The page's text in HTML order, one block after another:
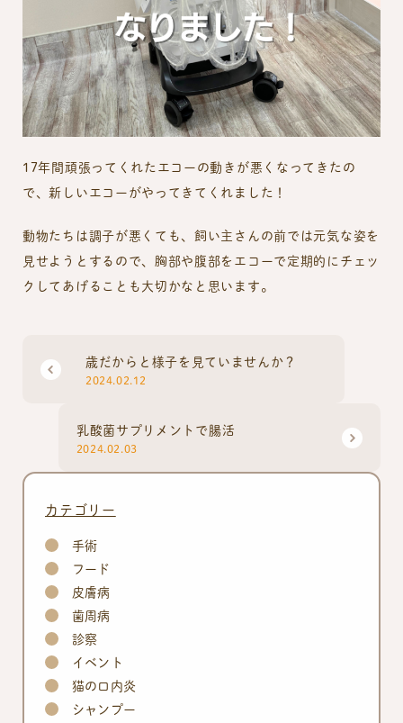
17年間頑張ってくれたエコーの動きが悪くなってきたの
で、新しいエコーがやってきてくれました！
動物たちは調子が悪くても、飼い主さんの前では元気な姿を
見せようとするので、胸部や腹部をエコーで定期的にチェッ
クしてあげることも大切かなと思います。
歳だからと様子を見ていませんか？
2024.02.12
乳酸菌サプリメントで腸活
2024.02.03
カテゴリー
手術
フード
皮膚病
歯周病
診察
イベント
猫の口内炎
シャンプー